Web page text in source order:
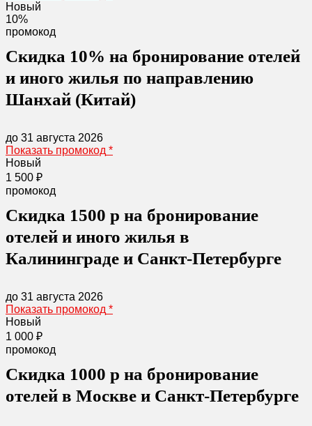
Новый
10%
промокод
Скидка 10% на бронирование отелей
и иного жилья по направлению
Шанхай (Китай)
до 31 августа 2026
Показать промокод *
Новый
1 500 ₽
промокод
Скидка 1500 р на бронирование
отелей и иного жилья в
Калининграде и Санкт-Петербурге
до 31 августа 2026
Показать промокод *
Новый
1 000 ₽
промокод
Скидка 1000 р на бронирование
отелей в Москве и Санкт-Петербурге